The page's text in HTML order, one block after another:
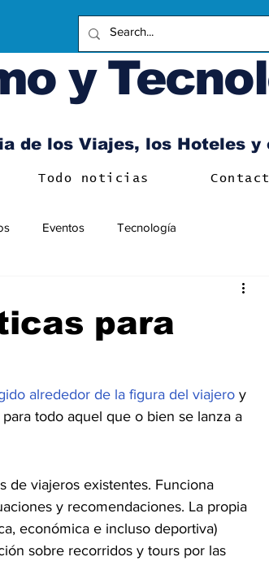
y
de los Viajes, los Hoteles y
Todo noticias
Eventos Tecnología
para
alrededor de la figura del viajero y
todo aquel que o bien se lanza a
de viajeros existentes. Funciona
y recomendaciones. La propia
económica e incluso deportiva)
sobre recorridos y tours por las